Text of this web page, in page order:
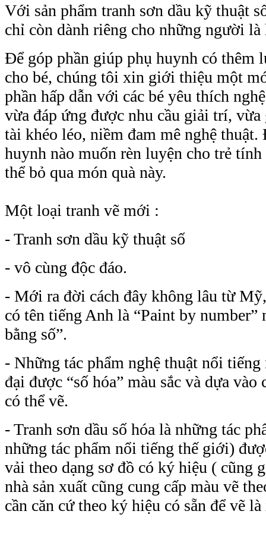
Với sản phẩm tranh sơn dầu kỹ thuật
chỉ còn dành riêng cho những người là
Để góp phần giúp phụ huynh có thêm
cho bé, chúng tôi xin giới thiệu một
phần hấp dẫn với các bé yêu thích
vừa đáp ứng được nhu cầu giải trí,
tài khéo léo, niềm đam mê nghệ
huynh nào muốn rèn luyện cho trẻ
thể bỏ qua món quà này.
Một loại tranh vẽ mới :
- Tranh sơn dầu kỹ thuật số
- vô cùng độc đáo.
- Mới ra đời cách đây không lâu từ
có tên tiếng Anh là “Paint by number”
bằng số”.
- Những tác phẩm nghệ thuật nổi
đại được “số hóa” màu sắc và dựa vào
có thể vẽ.
- Tranh sơn dầu số hóa là những tác
những tác phẩm nổi tiếng thế giới)
vải theo dạng sơ đồ có ký hiệu ( cũng
nhà sản xuất cũng cung cấp màu vẽ
cần căn cứ theo ký hiệu có sẵn để vẽ